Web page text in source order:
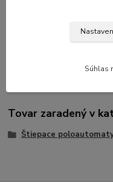
Min. rezná dĺžka:
Max. priemer rezu:
Štiepací tlak: 10 t
Hmotnosť (netto /
Tovar zaradený v
Štiepace
Súhlas